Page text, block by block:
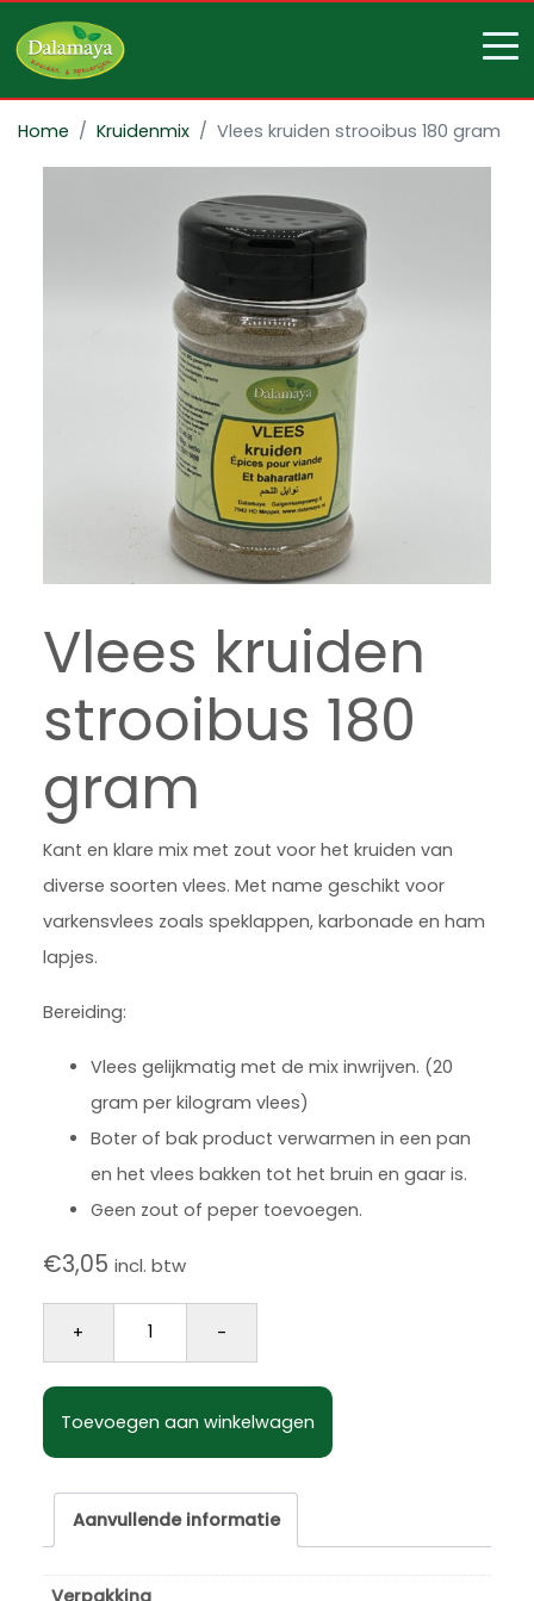
Home Kruidenmix Vlees kruiden strooibus 180 gram
Vlees kruiden
strooibus 180
gram
Kant en klare mix met zout voor het kruiden van
diverse soorten vlees. Met name geschikt voor
varkensvlees zoals speklappen, karbonade en ham
lapjes.
Bereiding:
Vlees gelijkmatig met de mix inwrijven. (20
gram per kilogram vlees)
Boter of bak product verwarmen in een pan
en het vlees bakken tot het bruin en gaar is.
Geen zout of peper toevoegen.
€3,05 incl. btw
+
Vlees kruiden strooibus 180 gram aantal
-
Toevoegen aan winkelwagen
Aanvullende informatie